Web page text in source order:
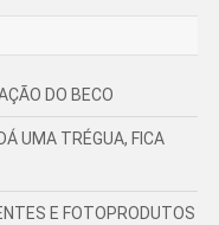
DO BECO
UMA TRÉGUA, FICA
E FOTOPRODUTOS